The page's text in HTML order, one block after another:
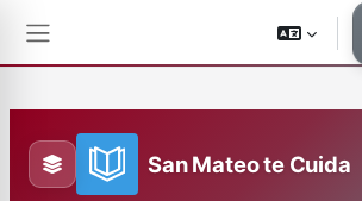
San Mateo te Cuida